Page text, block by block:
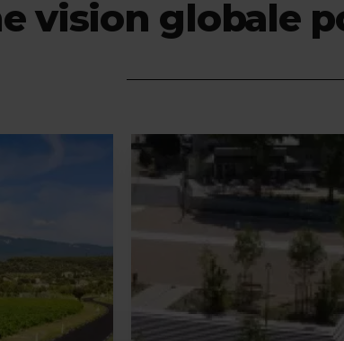
vision globale